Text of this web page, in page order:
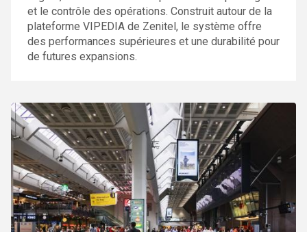
et le contrôle des opérations. Construit autour de la
plateforme VIPEDIA de Zenitel, le système offre
des performances supérieures et une durabilité pour
de futures expansions.